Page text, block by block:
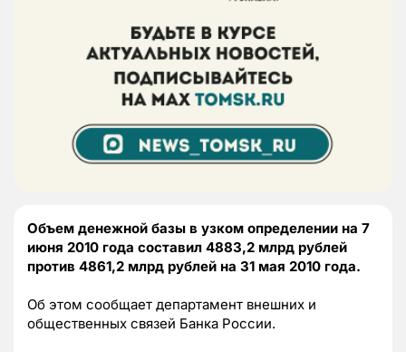
Объем денежной базы в узком определении на 7
июня 2010 года составил 4883,2 млрд рублей
против 4861,2 млрд рублей на 31 мая 2010 года.
Об этом сообщает департамент внешних и
общественных связей Банка России.